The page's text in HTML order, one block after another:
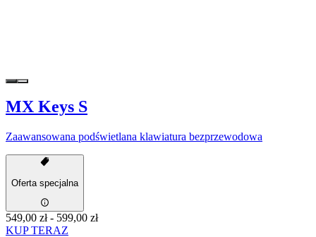
MX Keys S
Zaawansowana podświetlana klawiatura bezprzewodowa
Oferta specjalna
549,00 zł- 599,00 zł
KUP TERAZ